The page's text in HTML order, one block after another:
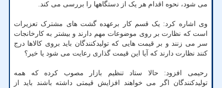
می شود، نحوه اقدام هر یک از دستگاهها را بررسی می کند.
وی اشاره کرد: یک قسم کار برعهده گشت های مشترک تعزیرات
است که نظارت بر روی موضوعات مهم دارند و بیشتر به کارخانجات
سر می زنند و بر قیمت هایی که تولیدکنندگان باید بروی کالاها درج
کنند نظارت دارند که آیا این قیمت گذاری رعایت می شود یا خیر؟
رحیمی افزود: حالا ستاد تنظیم بازار مصوب کرده که همه
تولیدکنندگان اگر می خواهند افزایش قیمتی داشته باشند باید از